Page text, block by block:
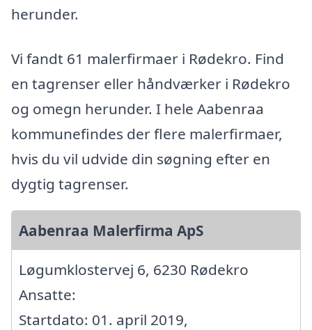
herunder.
Vi fandt 61 malerfirmaer i Rødekro. Find
en tagrenser eller håndværker i Rødekro
og omegn herunder. I hele Aabenraa
kommunefindes der flere malerfirmaer,
hvis du vil udvide din søgning efter en
dygtig tagrenser.
Aabenraa Malerfirma ApS
Løgumklostervej 6, 6230 Rødekro
Ansatte:
Startdato: 01. april 2019,